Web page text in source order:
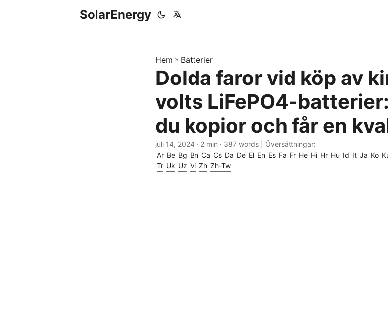
SolarEnergy
Hem » Batterier
Dolda faror vid köp av
volts LiFePO4-
du kopior och får en
juli 14, 2024 · 2 min · 387 words | Översättningar:
Ar Be Bg Bn Ca Cs Da De El En Es Fa Fr He Hi Hr Hu Id It Ja Ko
Tr Uk Uz Vi Zh Zh-Tw